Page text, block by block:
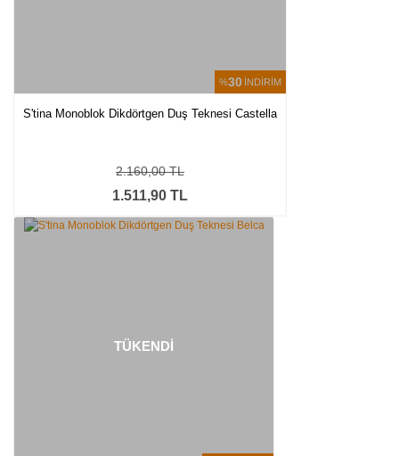
%30 İNDİRİM
S'tina Monoblok Dikdörtgen Duş Teknesi Castella
1.511,90 TL
2.160,00 TL
TÜKENDİ